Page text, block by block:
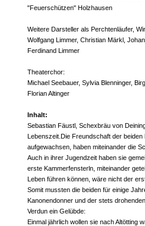
"Feuerschützen" Holzhausen
Weitere Darsteller als Perchtenläufer,
Wolfgang Limmer, Christian Märkl,
Ferdinand Limmer
Theaterchor:
Michael Seebauer, Sylvia Blenninger,
Florian Altinger
Inhalt:
Sebastian Fäustl, Schexbräu von
Lebenszeit.Die Freundschaft der
aufgewachsen, haben miteinander die
Auch in ihrer Jugendzeit haben sie
erste Kammerfensterln, miteinander
Leben führen können, wäre nicht der
Somit mussten die beiden für einige
Kanonendonner und der stets
Verdun ein Gelübde:
Einmal jährlich wollen sie nach Altötting